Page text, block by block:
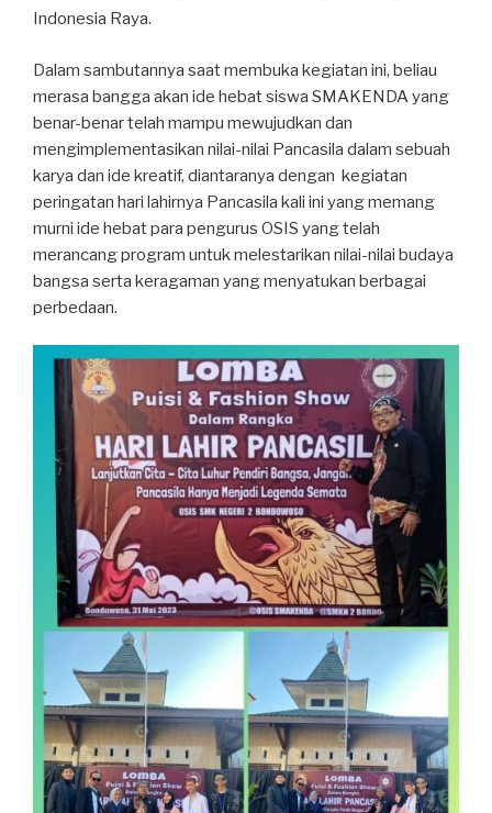
Indonesia Raya.
Dalam sambutannya saat membuka kegiatan ini, beliau
merasa bangga akan ide hebat siswa SMAKENDA yang
benar-benar telah mampu mewujudkan dan
mengimplementasikan nilai-nilai Pancasila dalam sebuah
karya dan ide kreatif, diantaranya dengan kegiatan
peringatan hari lahirnya Pancasila kali ini yang memang
murni ide hebat para pengurus OSIS yang telah
merancang program untuk melestarikan nilai-nilai budaya
bangsa serta keragaman yang menyatukan berbagai
perbedaan.